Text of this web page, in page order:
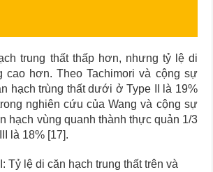
trung thất thấp hơn, nhưng tỷ lệ di
cao hơn. Theo Tachimori và cộng sự
hạch trùng thất dưới ở Type II là 19%
nghiên cứu của Wang và cộng sự
hạch vùng quanh thành thực quản 1/3
là 18% [17].
Tỷ lệ di căn hạch trung thất trên và